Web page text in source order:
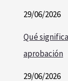
29/06/2026
Qué
aprobación
29/06/2026